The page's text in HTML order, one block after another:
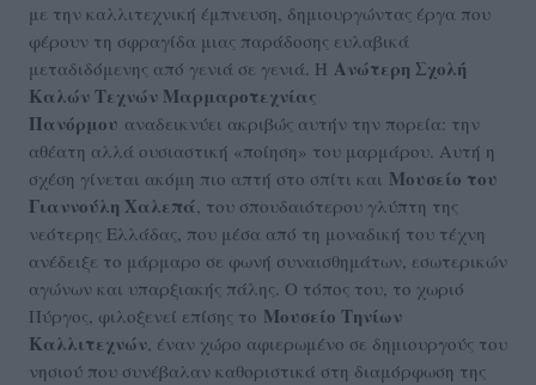
με την καλλιτεχνική έμπνευση, δημιουργώντας έργα που
φέρουν τη σφραγίδα μιας παράδοσης ευλαβικά
μεταδιδόμενης από γενιά σε γενιά. Η Ανώτερη Σχολή
Καλών Τεχνών Μαρμαροτεχνίας
Πανόρμου αναδεικνύει ακριβώς αυτήν την πορεία: την
αθέατη αλλά ουσιαστική «ποίηση» του μαρμάρου. Αυτή η
σχέση γίνεται ακόμη πιο απτή στο σπίτι και Μουσείο του
Γιαννούλη Χαλεπά, του σπουδαιότερου γλύπτη της
νεότερης Ελλάδας, που μέσα από τη μοναδική του τέχνη
ανέδειξε το μάρμαρο σε φωνή συναισθημάτων, εσωτερικών
αγώνων και υπαρξιακής πάλης. Ο τόπος του, το χωριό
Πύργος, φιλοξενεί επίσης το Μουσείο Τηνίων
Καλλιτεχνών, έναν χώρο αφιερωμένο σε δημιουργούς του
νησιού που συνέβαλαν καθοριστικά στη διαμόρφωση της